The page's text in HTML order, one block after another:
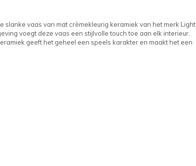
slanke vaas van mat crèmekleurig keramiek van het merk Light
voegt deze vaas een stijlvolle touch toe aan elk interieur.
geeft het geheel een speels karakter en maakt het een